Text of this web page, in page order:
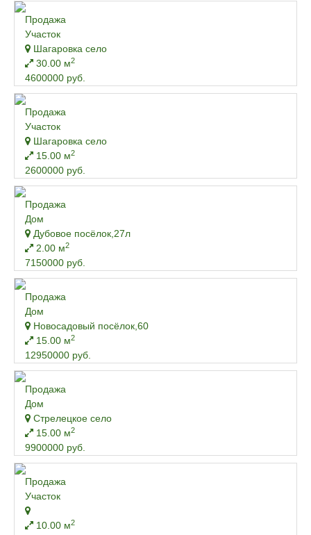
Продажа
Участок
Шагаровка село
30.00 м2
4600000 руб.
Продажа
Участок
Шагаровка село
15.00 м2
2600000 руб.
Продажа
Дом
Дубовое посёлок,27л
2.00 м2
7150000 руб.
Продажа
Дом
Новосадовый посёлок,60
15.00 м2
12950000 руб.
Продажа
Дом
Стрелецкое село
15.00 м2
9900000 руб.
Продажа
Участок
10.00 м2